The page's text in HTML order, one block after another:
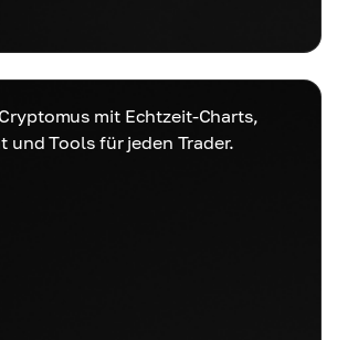
mit Echtzeit-Charts,
und Tools für jeden Trader.